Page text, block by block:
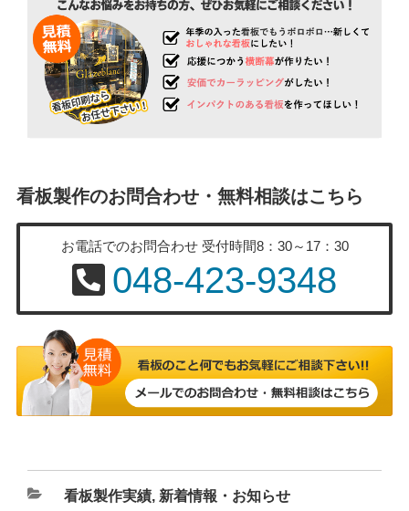
看板製作のお問合わせ・無料相談はこちら
お電話でのお問合わせ 受付時間8：30～17：30
048-423-9348
カ
看板製作実績, 新着情報・お知らせ